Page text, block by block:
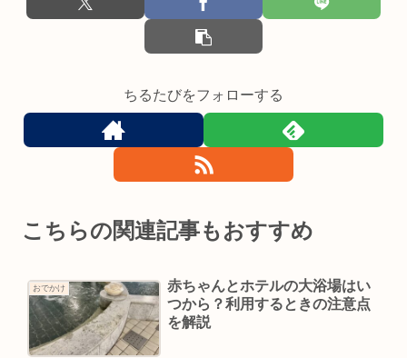
ちるたびをフォローする
こちらの関連記事もおすすめ
おでかけ
赤ちゃんとホテルの大浴場はい
つから？利用するときの注意点
を解説